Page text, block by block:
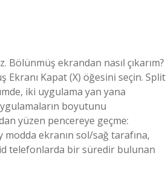
Bölünmüş ekrandan nasıl çıkarım?
Kapat (X) öğesini seçin. Split
iki uygulama yan yana
boyutunu
yüzen pencereye geçme:
modda ekranın sol/sağ tarafına,
telefonlarda bir süredir bulunan